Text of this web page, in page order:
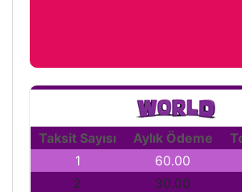
Taksit Sayısı Aylık Ödeme
1
60.00
2
30.00